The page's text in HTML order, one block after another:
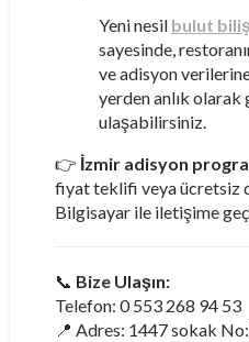
Yeni nesil bulut
sayesinde,
ve adisyon
yerden anlık olarak
ulaşabilirsiniz.
👉 İzmir adisyon
fiyat teklifi veya ücretsiz
Bilgisayar ile iletişime
📞 Bize Ulaşın:
Telefon: 0 553 268 94 53
📍 Adres: 1447 sokak